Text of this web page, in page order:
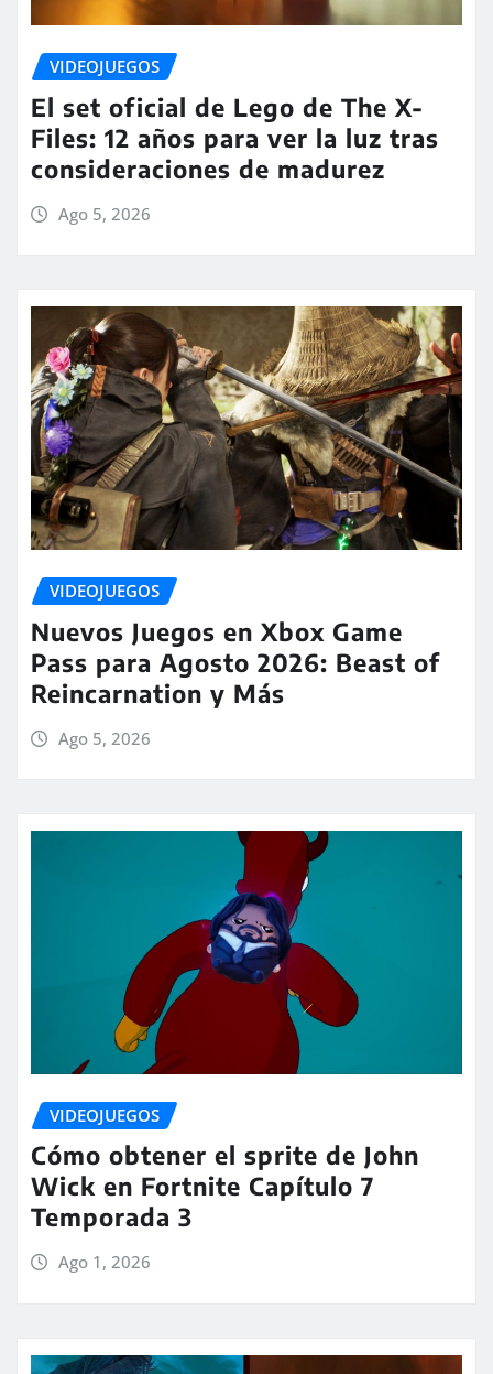
VIDEOJUEGOS
El set oficial de Lego de The X-
Files: 12 años para ver la luz tras
consideraciones de madurez
Ago 5, 2026
VIDEOJUEGOS
Nuevos Juegos en Xbox Game
Pass para Agosto 2026: Beast of
Reincarnation y Más
Ago 5, 2026
VIDEOJUEGOS
Cómo obtener el sprite de John
Wick en Fortnite Capítulo 7
Temporada 3
Ago 1, 2026